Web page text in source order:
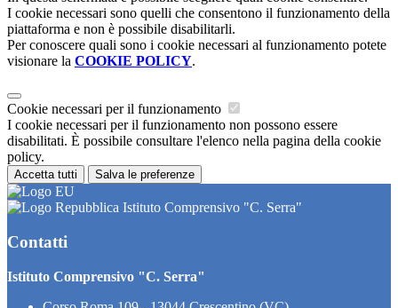
I cookie necessari sono quelli che consentono il funzionamento della
piattaforma e non è possibile disabilitarli.
Per conoscere quali sono i cookie necessari al funzionamento potete
visionare la COOKIE POLICY.
Cookie necessari per il funzionamento
I cookie necessari per il funzionamento non possono essere
disabilitati. È possibile consultare l'elenco nella pagina della cookie
policy.
Accetta tutti Salva le preferenze
Istituto Comprensivo "C. Serra"
Contatti
Istituto Comprensivo "C. Serra"